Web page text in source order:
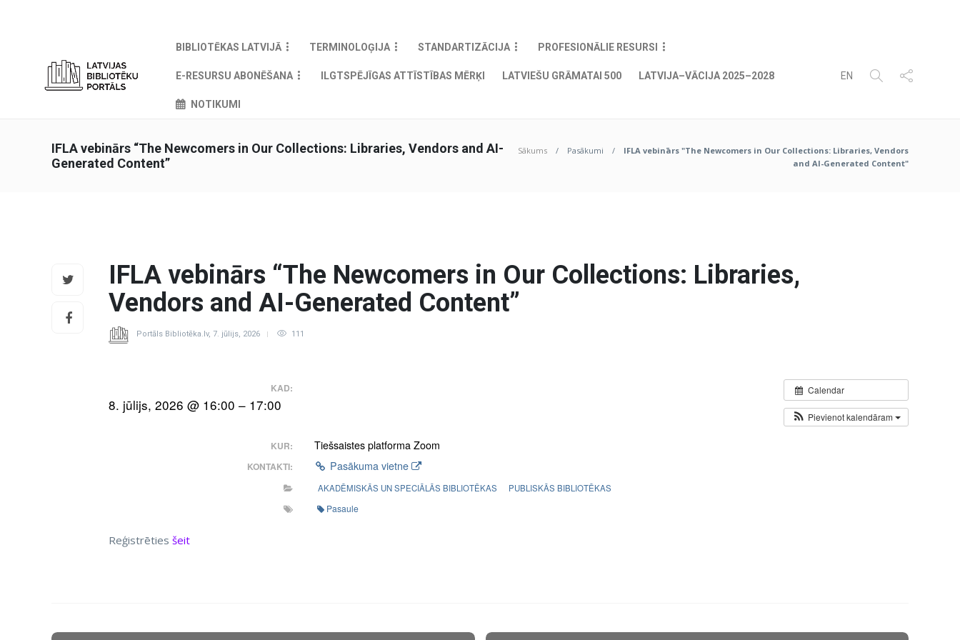
BIBLIOTĒKAS LATVIJĀ TERMINOLOĢIJA STANDARTIZĀCIJA PROFESIONĀLIE RESURSI
E-RESURSU ABONĒŠANA ILGTSPĒJĪGAS ATTĪSTĪBAS MĒRĶI LATVIEŠU GRĀMATAI 500 LATVIJA–VĀCIJA 2025–2028
NOTIKUMI
EN
IFLA vebinārs “The Newcomers in Our Collections: Libraries, Vendors and AI-
Generated Content”
Sākums Pasākumi
IFLA vebinārs "The Newcomers in Our Collections: Libraries, Vendors
and AI-Generated Content"
IFLA vebinārs “The Newcomers in Our Collections: Libraries,
Vendors and AI-Generated Content”
Portāls Bibliotēka.lv, 7. jūlijs, 2026 111
Calendar
Pievienot kalendāram
KAD:
8. jūlijs, 2026 @ 16:00 – 17:00
KUR: Tiešsaistes platforma Zoom
KONTAKTI: Pasākuma vietne
AKADĒMISKĀS UN SPECIĀLĀS BIBLIOTĒKAS PUBLISKĀS BIBLIOTĒKAS
Pasaule
Reģistrēties šeit